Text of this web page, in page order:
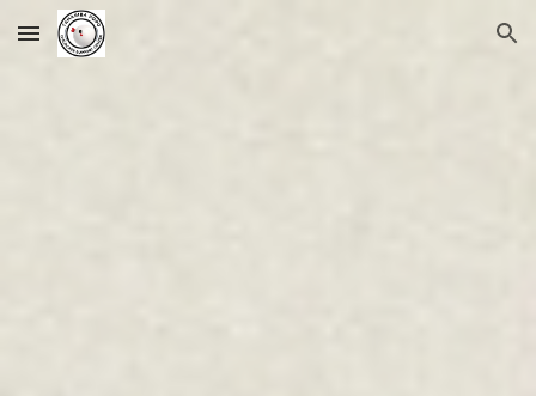
Skip to main content Skip to navigation